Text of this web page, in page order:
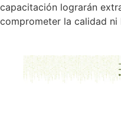
capacitación lograrán
comprometer la calidad ni